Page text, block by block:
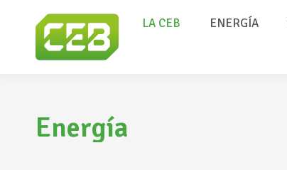
LA CEB ENERGÍA
Energía